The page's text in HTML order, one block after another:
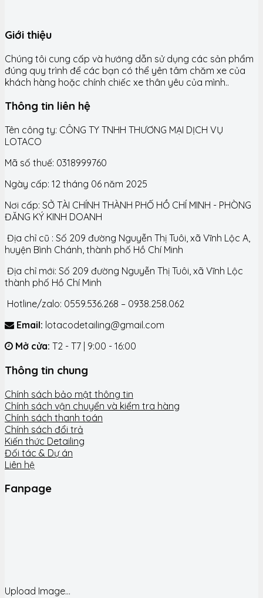
Giới thiệu
Chúng tôi cung cấp và hướng dẫn sử dụng các sản phẩm
đúng quy trình để các bạn có thể yên tâm chăm xe của
khách hàng hoặc chính chiếc xe thân yêu của mình..
Thông tin liên hệ
Tên công ty: CÔNG TY TNHH THƯƠNG MẠI DỊCH VỤ
LOTACO
Mã số thuế: 0318999760
Ngày cấp: 12 tháng 06 năm 2025
Nơi cấp: SỞ TÀI CHÍNH THÀNH PHỐ HỒ CHÍ MINH - PHÒNG
ĐĂNG KÝ KINH DOANH
Địa chỉ cũ : Số 209 đường Nguyễn Thị Tuôi, xã Vĩnh Lộc A,
huyện Bình Chánh, thành phố Hồ Chí Minh
Địa chỉ mới: Số 209 đường Nguyễn Thị Tuôi, xã Vĩnh Lộc
thành phố Hồ Chí Minh
Hotline/zalo: 0559.536.268 – 0938.258.062
Email: lotacodetailing@gmail.com
Mở cửa: T2 - T7 | 9:00 - 16:00
Thông tin chung
Chính sách bảo mật thông tin
Chính sách vận chuyển và kiểm tra hàng
Chính sách thanh toán
Chính sách đổi trả
Kiến thức Detailing
Đối tác & Dự án
Liên hệ
Fanpage
Upload Image...